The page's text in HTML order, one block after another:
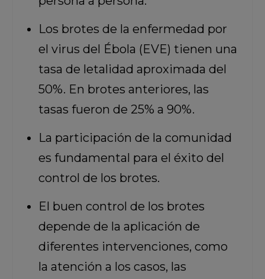
Los brotes de la enfermedad por
el virus del Ébola (EVE) tienen una
tasa de letalidad aproximada del
50%. En brotes anteriores, las
tasas fueron de 25% a 90%.
La participación de la comunidad
es fundamental para el éxito del
control de los brotes.
El buen control de los brotes
depende de la aplicación de
diferentes intervenciones, como
la atención a los casos, las